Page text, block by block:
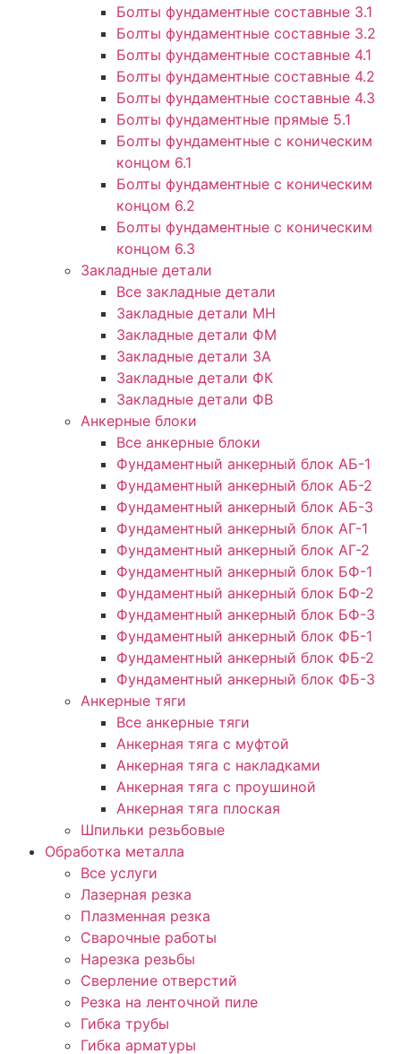
Болты фундаментные составные 3.1
Болты фундаментные составные 3.2
Болты фундаментные составные 4.1
Болты фундаментные составные 4.2
Болты фундаментные составные 4.3
Болты фундаментные прямые 5.1
Болты фундаментные с коническим
концом 6.1
Болты фундаментные с коническим
концом 6.2
Болты фундаментные с коническим
концом 6.3
Закладные детали
Все закладные детали
Закладные детали МН
Закладные детали ФМ
Закладные детали ЗА
Закладные детали ФК
Закладные детали ФВ
Анкерные блоки
Все анкерные блоки
Фундаментный анкерный блок АБ-1
Фундаментный анкерный блок АБ-2
Фундаментный анкерный блок АБ-3
Фундаментный анкерный блок АГ-1
Фундаментный анкерный блок АГ-2
Фундаментный анкерный блок БФ-1
Фундаментный анкерный блок БФ-2
Фундаментный анкерный блок БФ-3
Фундаментный анкерный блок ФБ-1
Фундаментный анкерный блок ФБ-2
Фундаментный анкерный блок ФБ-3
Анкерные тяги
Все анкерные тяги
Анкерная тяга с муфтой
Анкерная тяга с накладками
Анкерная тяга с проушиной
Анкерная тяга плоская
Шпильки резьбовые
Обработка металла
Все услуги
Лазерная резка
Плазменная резка
Сварочные работы
Нарезка резьбы
Сверление отверстий
Резка на ленточной пиле
Гибка трубы
Гибка арматуры